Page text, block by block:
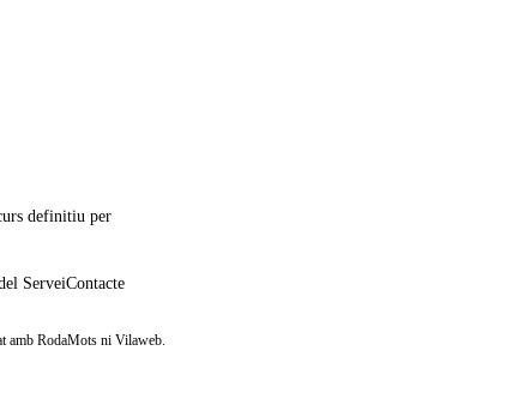
definitiu per
ServeiContacte
amb RodaMots ni Vilaweb.